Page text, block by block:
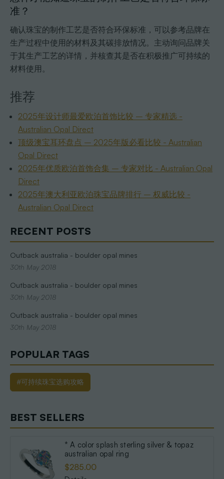
RECENT POSTS
Outback australia - boulder opal mines
30th May 2018
Outback australia - boulder opal mines
30th May 2018
Outback australia - boulder opal mines
30th May 2018
POPULAR TAGS
#可持续珠宝选购攻略
BEST SELLERS
* A color splash sterling silver & topaz
australian opal ring
$285.00
准？
确认珠宝的制作工艺是否符合环保标准，可以参考品牌在
生产过程中使用的材料及其碳排放情况。主动询问品牌关
于其生产工艺的详情，并核查其是否在积极推广可持续的
材料使用。
推荐
2025年设计师最爱欧泊首饰比较 – 专家精选 -
Australian Opal Direct
顶级澳宝耳环盘点 – 2025年版必看比较 - Australian
Opal Direct
2025年优质欧泊首饰合集 – 专家对比 - Australian Opal
Direct
2025年澳大利亚欧泊珠宝品牌排行 – 权威比较 -
Australian Opal Direct